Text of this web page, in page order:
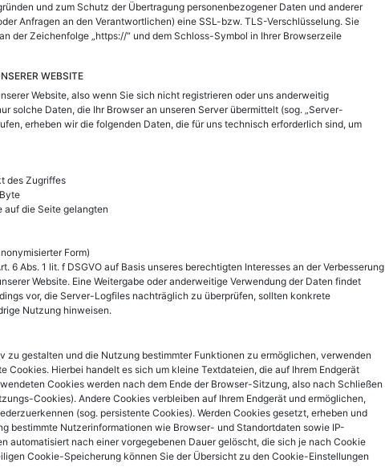
und zum Schutz der Übertragung personenbezogener Daten und anderer
Anfragen an den Verantwortlichen) eine SSL-bzw. TLS-Verschlüsselung. Sie
der Zeichenfolge „https://“ und dem Schloss-Symbol in Ihrer Browserzeile
WEBSITE
Website, also wenn Sie sich nicht registrieren oder uns anderweitig
solche Daten, die Ihr Browser an unseren Server übermittelt (sog. „Server-
erheben wir die folgenden Daten, die für uns technisch erforderlich sind, um
des Zugriffes
auf die Seite gelangten
Form)
6 Abs. 1 lit. f DSGVO auf Basis unseres berechtigten Interesses an der Verbesserung
Website. Eine Weitergabe oder anderweitige Verwendung der Daten findet
vor, die Server-Logfiles nachträglich zu überprüfen, sollten konkrete
Nutzung hinweisen.
zu gestalten und die Nutzung bestimmter Funktionen zu ermöglichen, verwenden
Cookies. Hierbei handelt es sich um kleine Textdateien, die auf Ihrem Endgerät
Cookies werden nach dem Ende der Browser-Sitzung, also nach Schließen
Cookies). Andere Cookies verbleiben auf Ihrem Endgerät und ermöglichen,
(sog. persistente Cookies). Werden Cookies gesetzt, erheben und
bestimmte Nutzerinformationen wie Browser- und Standortdaten sowie IP-
automatisiert nach einer vorgegebenen Dauer gelöscht, die sich je nach Cookie
Cookie-Speicherung können Sie der Übersicht zu den Cookie-Einstellungen